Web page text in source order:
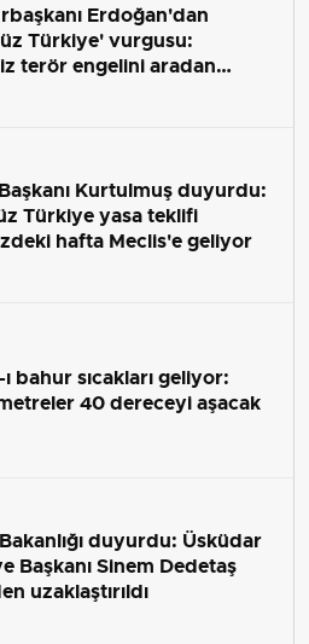
Erdoğan'dan
Türkiye' vurgusu:
terör engelini aradan
Kurtulmuş duyurdu:
Türkiye yasa teklifi
hafta Meclis'e geliyor
bahur sıcakları geliyor:
40 dereceyi aşacak
duyurdu: Üsküdar
Başkanı Sinem Dedetaş
uzaklaştırıldı